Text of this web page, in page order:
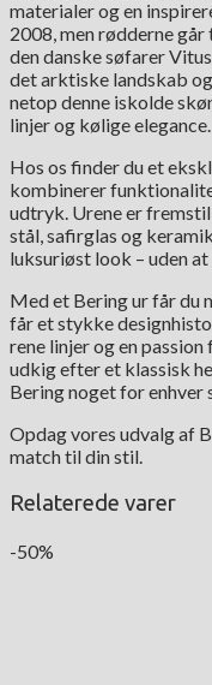
materialer og en
2008, men rødderne
den danske søfarer
det arktiske landskab
netop denne iskolde
linjer og kølige elegance.
Hos os finder du et
kombinerer
udtryk. Urene er
stål, safirglas og
luksuriøst look – uden
Med et Bering ur får du
får et stykke
rene linjer og en
udkig efter et klassisk
Bering noget for enhver
Opdag vores udvalg af
match til din stil.
Relaterede varer
-50%